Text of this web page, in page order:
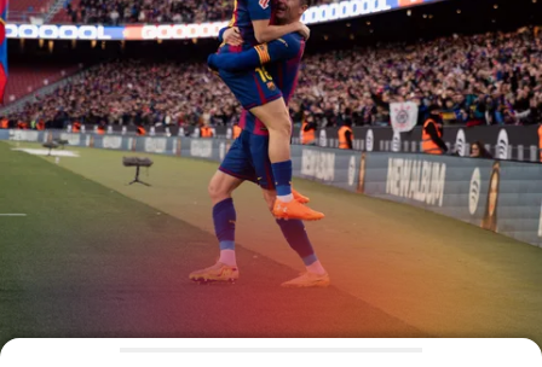
バルサアカデミー
plusicon
label.aria.plus
10年毎
会長
レジェンド
plusicon
label.aria.plus
女子サッカー
plusicon
label.aria.plus
スケジュール
チケット
結果
バルサAtlètic
plusicon
label.aria.plus
スケジュール
チケット
PLUSICON
LABEL.ARIA.PLUS
トップチーム
plusicon
label.aria.plus
スケジュール
チケット
トップチーム